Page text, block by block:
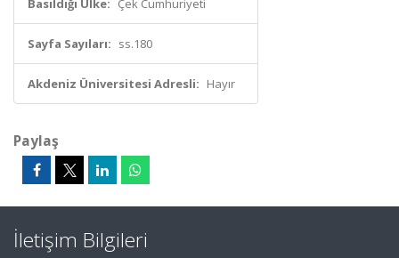
Basıldığı Ülke: Çek Cumhuriyeti
Sayfa Sayıları: ss.180
Akdeniz Üniversitesi Adresli: Hayır
Paylaş
İletişim Bilgileri